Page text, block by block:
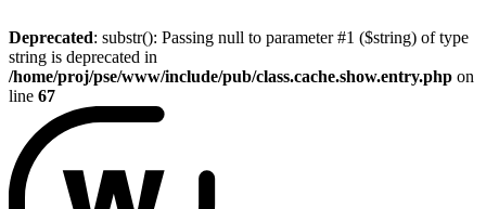
Deprecated: substr(): Passing null to parameter #1 ($string) of type
string is deprecated in
/home/proj/pse/www/include/pub/class.cache.show.entry.php on
line 67